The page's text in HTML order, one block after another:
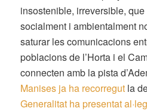
insostenible, irreversible,
socialment i ambientalment
saturar les comunicacions
poblacions de l’Horta i el
connecten amb la pista
Manises ja ha recorregut la
Generalitat ha presentat